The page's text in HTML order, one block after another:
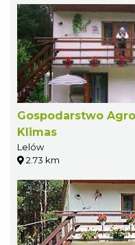
Gospodarstwo
Klimas
Lelów
2.73 km